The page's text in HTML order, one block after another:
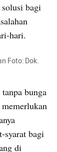
bagi
hari.
Foto: Dok.
bunga
syarat bagi
di